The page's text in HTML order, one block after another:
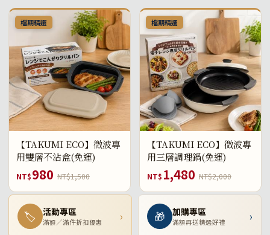
檔期精選
【TAKUMI ECO】微波專
用雙層不沾盒(免運)
NT$980 NT$1,500
檔期精選
【TAKUMI ECO】微波專
用三層調理鍋(免運)
NT$ 1,480 NT$2,000
🏷 活動專區
滿額／滿件折扣優惠 › 🎁 加購專區
滿額再送精選好禮 ›